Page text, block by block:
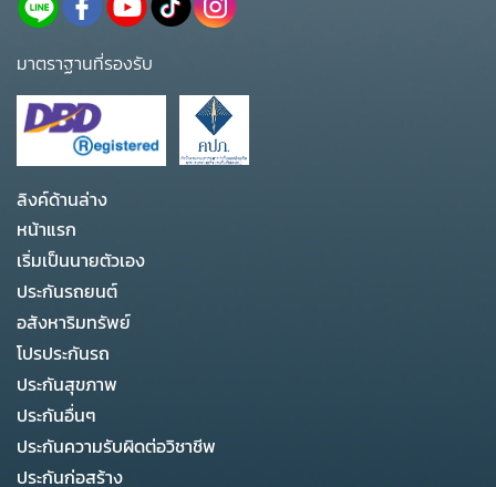
มาตราฐานที่รองรับ
ลิงค์ด้านล่าง
หน้าแรก
เริ่มเป็นนายตัวเอง
ประกันรถยนต์
อสังหาริมทรัพย์
โปรประกันรถ
ประกันสุขภาพ
ประกันอื่นๆ
ประกันความรับผิดต่อวิชาชีพ
ประกันก่อสร้าง